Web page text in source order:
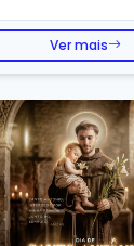
Ver mais